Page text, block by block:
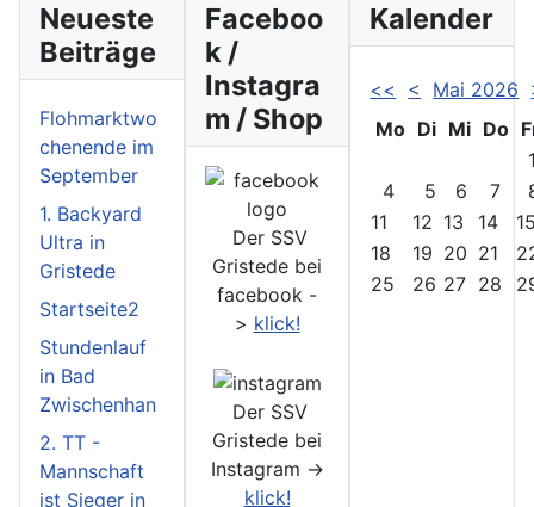
Neueste
Beiträge
Flohmarktwo
chenende im
September
1. Backyard
Ultra in
Gristede
Startseite2
Stundenlauf
in Bad
Zwischenhan
2. TT -
Mannschaft
ist Sieger in
Faceboo
k /
Instagra
m / Shop
Der SSV
Gristede bei
facebook -
> klick!
Der SSV
Gristede bei
Instagram ->
klick!
Kalender
<< < Mai 2026
Mo Di Mi Do
4
5 6 7
11
12 13 14
18
19 20 21
25
26 27 28